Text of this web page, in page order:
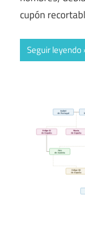
cupón
Seguir leyendo